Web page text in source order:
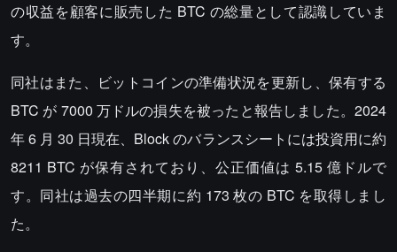
の収益を顧客に販売した BTC の総量として認識していま
す。
同社はまた、ビットコインの準備状況を更新し、保有する
BTC が 7000 万ドルの損失を被ったと報告しました。2024
年 6 月 30 日現在、Block のバランスシートには投資用に約
8211 BTC が保有されており、公正価値は 5.15 億ドルで
す。同社は過去の四半期に約 173 枚の BTC を取得しまし
た。